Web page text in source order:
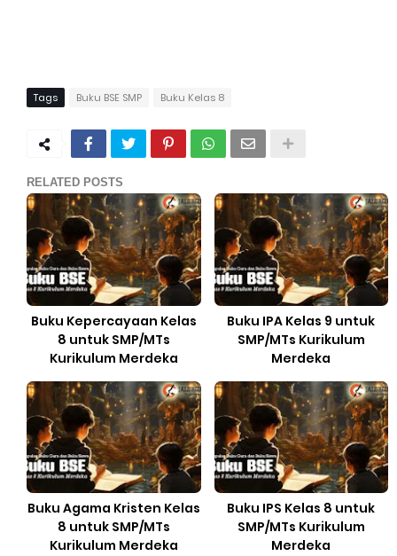
Tags Buku BSE SMP Buku Kelas 8
RELATED POSTS
Buku Kepercayaan Kelas
8 untuk SMP/MTs
Kurikulum Merdeka
Buku IPA Kelas 9 untuk
SMP/MTs Kurikulum
Merdeka
Buku Agama Kristen Kelas
8 untuk SMP/MTs
Kurikulum Merdeka
Buku IPS Kelas 8 untuk
SMP/MTs Kurikulum
Merdeka